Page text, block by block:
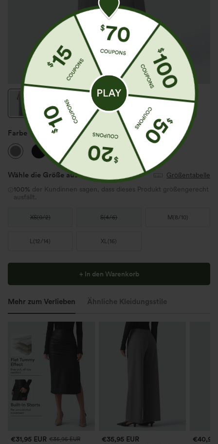
Farbe Silent Storm
Wähle die Größe aus(US)
Größentabelle
100% der Kundinnen sagen, dass dieses Produkt größengerecht
ausfällt.
XS(0/2) S(4/6) M (8/10)
L(12/14) XL(16)
+ In den Warenkorb
Mehr zum Verlieben Ähnliche Kleidungsstile
€31,95 EUR €35,95 EUR
€35,95 EUR €40,95